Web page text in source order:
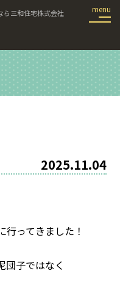
ら三和住宅株式会社
2025.11.04
ってきました！
団子ではなく